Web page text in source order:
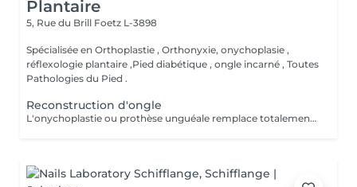
Plantaire
5, Rue du Brill Foetz L-3898
Spécialisée en Orthoplastie , Orthonyxie, onychoplasie ,
réflexologie plantaire ,Pied diabétique , ongle incarné , Toutes
Pathologies du Pied .
Reconstruction d'ongle
L'onychoplastie ou prothèse unguéale remplace totalement ou partiellement l'ongle absent ou déformé. ongle mycosé Ce faux ongle est fabriqué à base d'une résine composite photopolymerisation sous forme de pâte transparente, devenant dure par photopolymérisation par une lampe LED Haute densité.